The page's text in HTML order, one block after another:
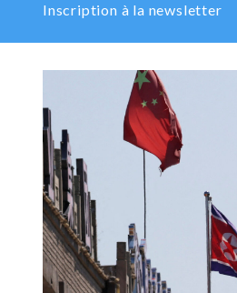
Inscription à la newsletter